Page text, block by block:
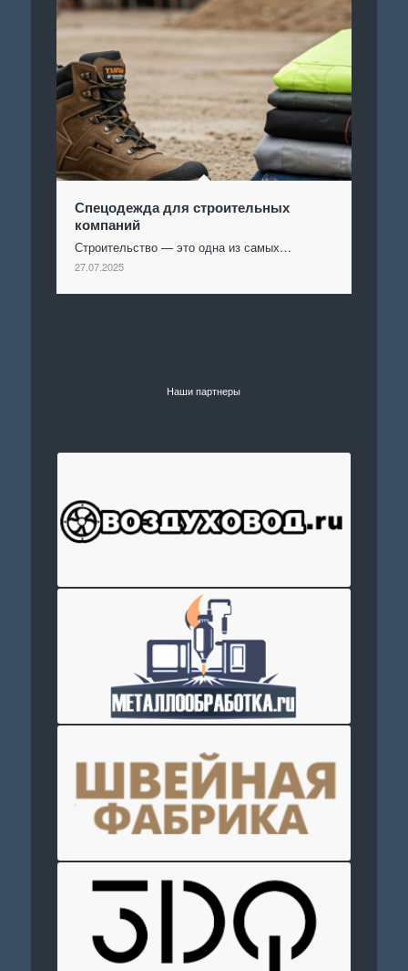
Спецодежда для строительных
компаний
Строительство — это одна из самых…
27.07.2025
Наши партнеры